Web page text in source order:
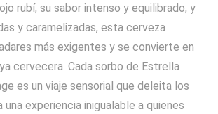
rubí, su sabor intenso y equilibrado, y
y caramelizadas, esta cerveza
más exigentes y se convierte en
cervecera. Cada sorbo de Estrella
es un viaje sensorial que deleita los
experiencia inigualable a quienes